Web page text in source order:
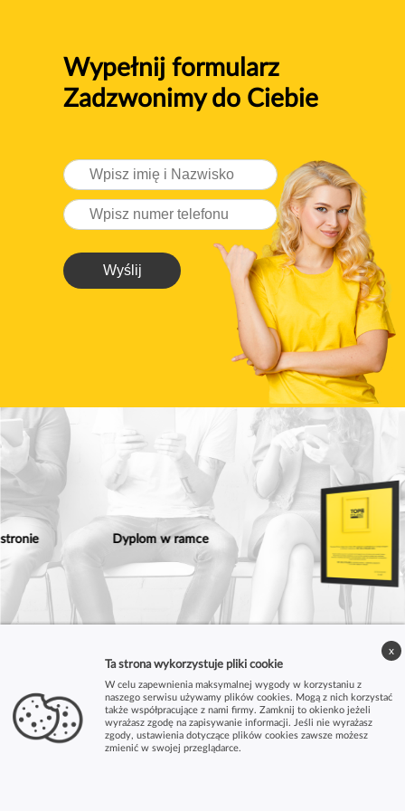
Wypełnij formularz
Zadzwonimy do Ciebie
Wyślij
Dyplom w ramce
Ta strona wykorzystuje pliki cookie
W celu zapewnienia maksymalnej wygody w korzystaniu z
naszego serwisu używamy plików cookies. Mogą z nich korzystać
także współpracujące z nami firmy. Zamknij to okienko jeżeli
wyrażasz zgodę na zapisywanie informacji. Jeśli nie wyrażasz
zgody, ustawienia dotyczące plików cookies zawsze możesz
zmienić w swojej przeglądarce.
x